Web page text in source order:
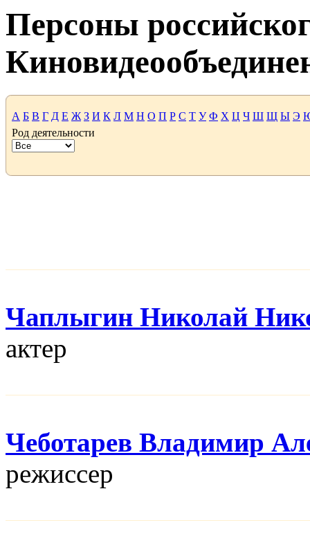
Персоны
А Б В Г Д Е Ж З И К Л М Н О П Р С Т У Ф Х Ц Ч Ш Щ Ы Э
Род деятельности
Чаплыгин Николай
актер
Чеботарев Владимир
режисcер